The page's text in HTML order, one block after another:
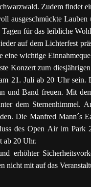
Zudem findet
ausgeschmückte
Tagen für das leibliche
auf dem Lichterfest
eine wichtige
Konzert zum
21. Juli ab 20 Uhr sein.
und Band freuen. Mit
dem Sternenhimmel.
Die Manfred Mann´s
des Open Air im Park
ab 20 Uhr.
erhöhter
nicht mit auf das